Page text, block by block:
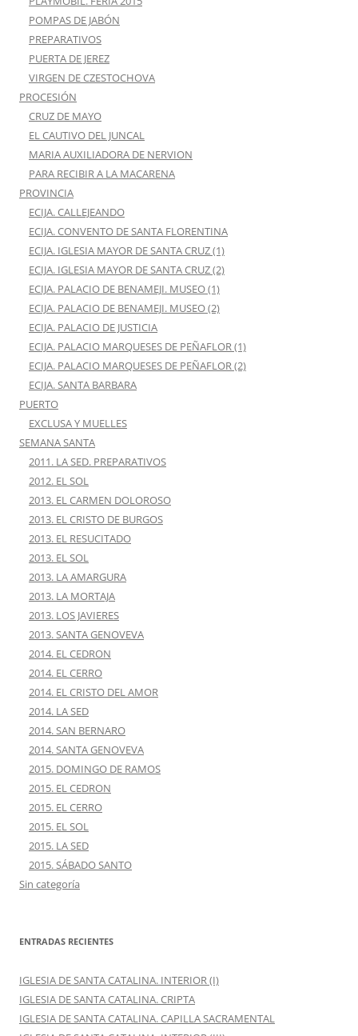
POMPAS DE JABÓN
PREPARATIVOS
PUERTA DE JEREZ
VIRGEN DE CZESTOCHOVA
PROCESIÓN
CRUZ DE MAYO
EL CAUTIVO DEL JUNCAL
MARIA AUXILIADORA DE NERVION
PARA RECIBIR A LA MACARENA
PROVINCIA
ECIJA. CALLEJEANDO
ECIJA. CONVENTO DE SANTA FLORENTINA
ECIJA. IGLESIA MAYOR DE SANTA CRUZ (1)
ECIJA. IGLESIA MAYOR DE SANTA CRUZ (2)
ECIJA. PALACIO DE BENAMEJI. MUSEO (1)
ECIJA. PALACIO DE BENAMEJI. MUSEO (2)
ECIJA. PALACIO DE JUSTICIA
ECIJA. PALACIO MARQUESES DE PEÑAFLOR (1)
ECIJA. PALACIO MARQUESES DE PEÑAFLOR (2)
ECIJA. SANTA BARBARA
PUERTO
EXCLUSA Y MUELLES
SEMANA SANTA
2011. LA SED. PREPARATIVOS
2012. EL SOL
2013. EL CARMEN DOLOROSO
2013. EL CRISTO DE BURGOS
2013. EL RESUCITADO
2013. EL SOL
2013. LA AMARGURA
2013. LA MORTAJA
2013. LOS JAVIERES
2013. SANTA GENOVEVA
2014. EL CEDRON
2014. EL CERRO
2014. EL CRISTO DEL AMOR
2014. LA SED
2014. SAN BERNARO
2014. SANTA GENOVEVA
2015. DOMINGO DE RAMOS
2015. EL CEDRON
2015. EL CERRO
2015. EL SOL
2015. LA SED
2015. SÁBADO SANTO
Sin categoría
ENTRADAS RECIENTES
IGLESIA DE SANTA CATALINA. INTERIOR (I)
IGLESIA DE SANTA CATALINA. CRIPTA
IGLESIA DE SANTA CATALINA. CAPILLA SACRAMENTAL